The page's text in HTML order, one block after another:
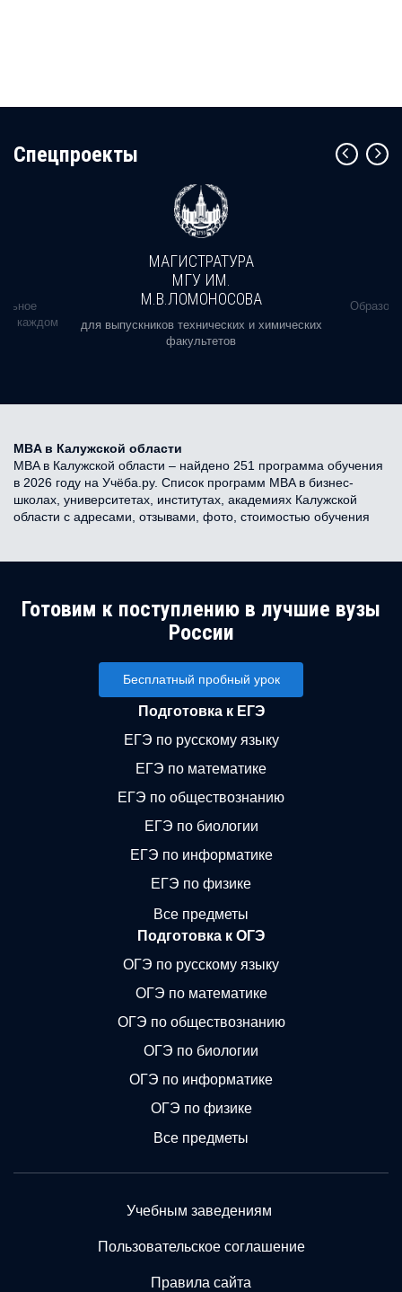
Cпецпроекты
в каждом
МАГИСТРАТУРА
МГУ ИМ.
М.В.ЛОМОНОСОВА
для выпускников технических и химических
факультетов
MBA в Калужской области
MBA в Калужской области – найдено 251 программа обучения
в 2026 году на Учёба.ру. Список программ MBA в бизнес-
школах, университетах, институтах, академиях Калужской
области с адресами, отзывами, фото, стоимостью обучения
Готовим к поступлению в лучшие вузы
России
Бесплатный пробный урок
Подготовка к ЕГЭ
ЕГЭ по русскому языку
ЕГЭ по математике
ЕГЭ по обществознанию
ЕГЭ по биологии
ЕГЭ по информатике
ЕГЭ по физике
Все предметы
Подготовка к ОГЭ
ОГЭ по русскому языку
ОГЭ по математике
ОГЭ по обществознанию
ОГЭ по биологии
ОГЭ по информатике
ОГЭ по физике
Все предметы
Учебным заведениям
Пользовательское соглашение
Правила сайта